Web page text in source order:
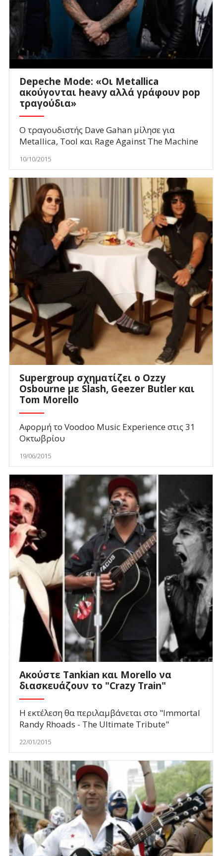
Depeche Mode: «Οι Metallica
ακούγονται heavy αλλά γράφουν pop
τραγούδια»
Ο τραγουδιστής Dave Gahan μίλησε για
Metallica, Tool και Rage Against The Machine
10/10/2015
Supergroup σχηματίζει ο Ozzy
Osbourne με Slash, Geezer Butler και
Tom Morello
Αφορμή το Voodoo Music Experience στις 31
Οκτωβρίου
19/06/2015
Ακούστε Tankian και Morello να
διασκευάζουν το "Crazy Train"
Η εκτέλεση θα περιλαμβάνεται στο "Immortal
Randy Rhoads - The Ultimate Tribute"
22/01/2015